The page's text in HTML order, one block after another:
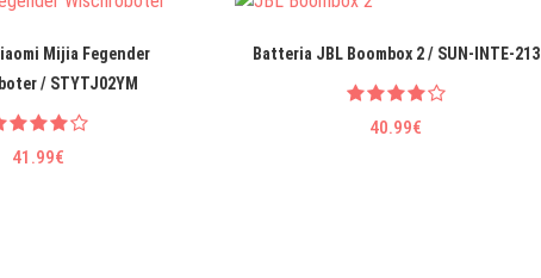
Mijia Fegender
/ STYTJ02YM
41.99€
Batteria JBL Boombox 2 / SUN-INTE-213
40.99€